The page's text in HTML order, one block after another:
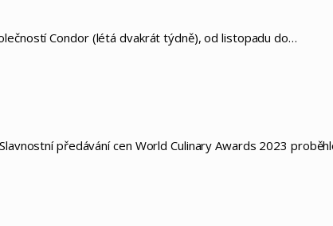
Condor (létá dvakrát týdně), od listopadu do…
předávání cen World Culinary Awards 2023